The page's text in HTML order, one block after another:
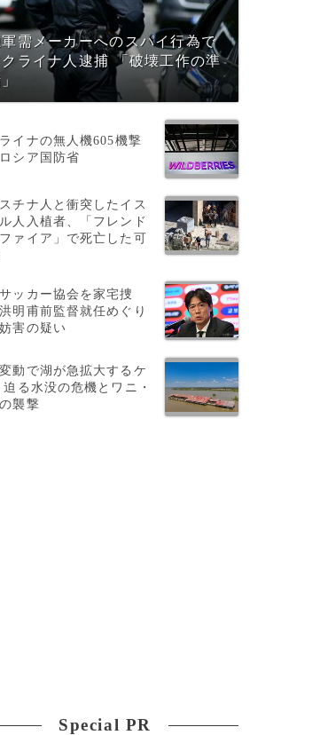
需メーカーへのスパイ行為で
クライナ人逮捕 「破壊工作の準
イナの無人機605機撃
シア国防省
チナ人と衝突したイス
人入植者、「フレンド
ァイア」で死亡した可
ッカー協会を家宅捜
明甫前監督就任めぐり
害の疑い
動で湖が急拡大するケ
迫る水没の危機とワニ・
襲撃
Special PR